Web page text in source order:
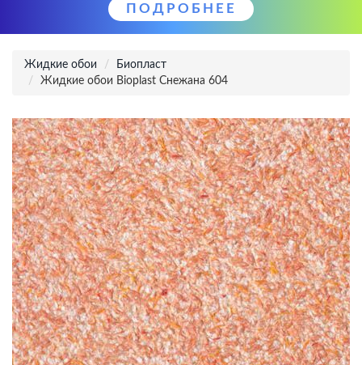
ПОДРОБНЕЕ
Жидкие обои
Биопласт
Жидкие обои Bioplast Снежана 604